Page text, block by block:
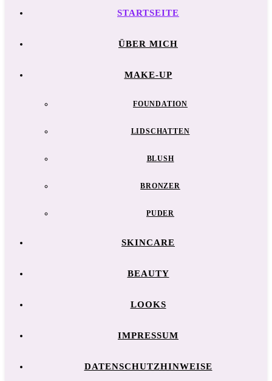
STARTSEITE
ÜBER MICH
MAKE-UP
FOUNDATION
LIDSCHATTEN
BLUSH
BRONZER
PUDER
SKINCARE
BEAUTY
LOOKS
IMPRESSUM
DATENSCHUTZHINWEISE